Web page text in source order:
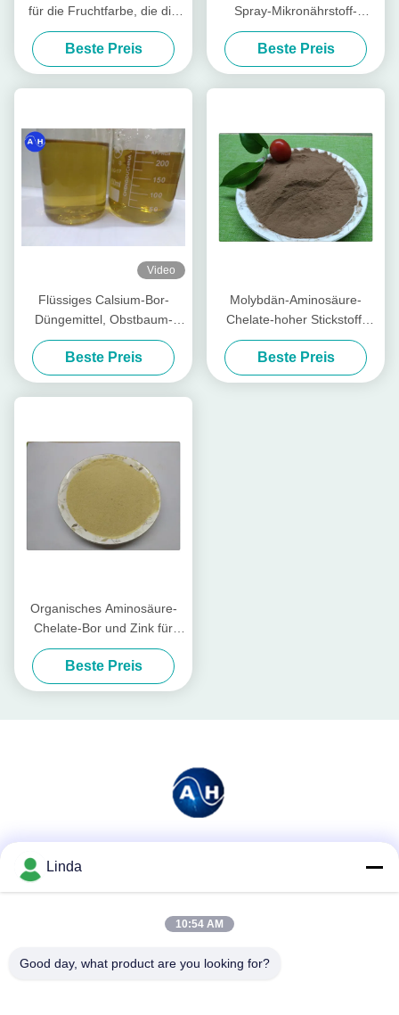
für die Fruchtfarbe, die die
Entwicklung der roten Farbe
fördert
Beste Preis
Spray-Mikronährstoff-
Aminosäure cheliertes
Kalziummagnesium-Zink
Beste Preis
Video
Flüssiges Calsium-Bor-
Düngemittel, Obstbaum-
Düngemittel mit
Aminosäuren in den Anlagen
Beste Preis
Molybdän-Aminosäure-
Chelate-hoher Stickstoff-
organisches Düngemittel für
Obstbäume
Beste Preis
Organisches Aminosäure-
Chelate-Bor und Zink für
Trauben-Baum-Düngemittel
Beste Preis
Linda
10:54 AM
Good day, what product are you looking for?